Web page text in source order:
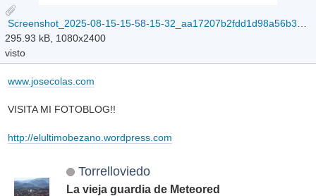
Screenshot_2025-08-15-15-58-15-32_aa17207b2fdd1d98a56b347e71d60713.jpg
295.93 kB, 1080x2400
visto
www.josecolas.com
VISITA MI FOTOBLOG!!
http://elultimobezano.wordpress.com
Torrelloviedo
La vieja guardia de Meteored